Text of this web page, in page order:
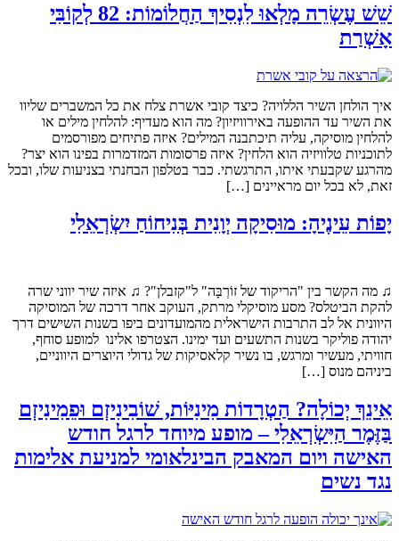
שֵׁשׁ עֶשְׂרֵה מָלְאוּ לִנְסִיךְ הַחֲלוֹמוֹת: 82 לְקוֹבִּי
אָשְׁרַת
איך הולחן השיר הללויה? כיצד קובי אשרת צלח את כל המשברים שליוו
את השיר עד ההופעה באירוויזיון? מה הוא מעדיף: להלחין מילים או
להלחין מוסיקה, עליה תיכתבנה המילים? איזה פתיחים מפורסמים
לתוכניות טלוויזיה הוא הלחין? איזה פרסומות המזדמרות בפינו הוא יצר?
מהרגע שקבעתי איתו, התרגשתי. כבר בטלפון הבחנתי בצניעות שלו, ובכל
זאת, לא בכל יום מראיינים […]
יָפוֹת עֵינֶיהָ: מוּסִיקָה יְוָנִית בְּנִיחוֹחַ יִשְׂרְאֵלִי
♫ מה הקשר בין "הריקוד של זוֹרְבָּה" ל"קזבלן"? ♫ איזה שיר יווני שרה
להקת הביטלס? מסע מוסיקלי מרתק, העוקב אחר דרכה של המוסיקה
היוונית אל לב התרבות הישראלית מהמועדונים ביפו בשנות השישים דרך
יהודה פוליקר בשנות התשעים ועד ימינו. הצטרפו אלינו למופע סוחף,
חוויתי, מעשיר ומרגש, בו נשיר קלאסיקות של גדולי היוצרים היווניים,
ביניהם מנוס […]
אֵינֵךְ יְכוֹלָה? הַטְרָדוֹת מִינִיּוֹת, שׁוֹבִינִיזְם וּפֵמִינִיזְם
בַּזֶּמֶר הַיִּשְׂרְאֵלִי – מופע מיוחד לרגל חודש
האישה ויום המאבק הבינלאומי למניעת אלימות
נגד נשים